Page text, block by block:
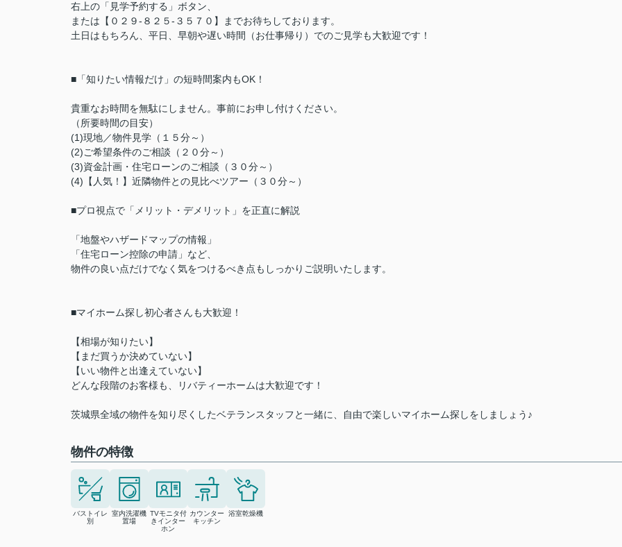
右上の「見学予約する」ボタン、
または【０２９-８２５-３５７０】までお待ちしております。
土日はもちろん、平日、早朝や遅い時間（お仕事帰り）でのご見学も大歓迎です！
■「知りたい情報だけ」の短時間案内もOK！
貴重なお時間を無駄にしません。事前にお申し付けください。
（所要時間の目安）
(1)現地／物件見学（１５分～）
(2)ご希望条件のご相談（２０分～）
(3)資金計画・住宅ローンのご相談（３０分～）
(4)【人気！】近隣物件との見比べツアー（３０分～）
■プロ視点で「メリット・デメリット」を正直に解説
「地盤やハザードマップの情報」
「住宅ローン控除の申請」など、
物件の良い点だけでなく気をつけるべき点もしっかりご説明いたします。
■マイホーム探し初心者さんも大歓迎！
【相場が知りたい】
【まだ買うか決めていない】
【いい物件と出逢えていない】
どんな段階のお客様も、リバティーホームは大歓迎です！
茨城県全域の物件を知り尽くしたベテランスタッフと一緒に、自由で楽しいマイホーム探しをしましょう♪
物件の特徴
バストイレ
別
室内洗濯機
置場
TVモニタ付
きインター
ホン
カウンター
キッチン
浴室乾燥機